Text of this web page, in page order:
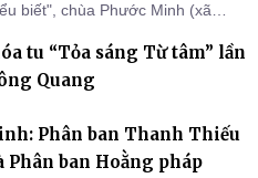
biết", chùa Phước Minh (xã
tu “Tỏa sáng Từ tâm” lần
Quang
Phân ban Thanh Thiếu
Phân ban Hoằng pháp